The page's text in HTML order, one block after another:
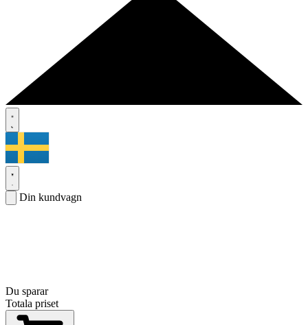
Din kundvagn
Du sparar
Totala priset